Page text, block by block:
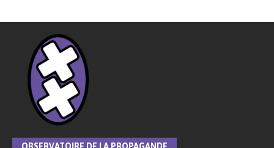
OBSERVATOIRE DE LA PROPAGANDE